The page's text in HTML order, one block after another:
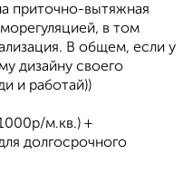
приточно-вытяжная
в том
В общем, если у
дизайну своего
и работай))
м.кв.) +
долгосрочного